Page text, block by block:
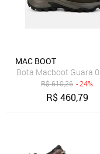
MAC BOOT
Bota Macboot Guara
R$610,26 - 24%
R$460,79